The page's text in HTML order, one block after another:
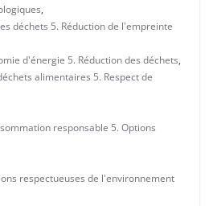
,
déchets 5. Réduction de l'empreinte
d'énergie 5. Réduction des déchets,
alimentaires 5. Respect de
responsable 5. Options
respectueuses de l'environnement